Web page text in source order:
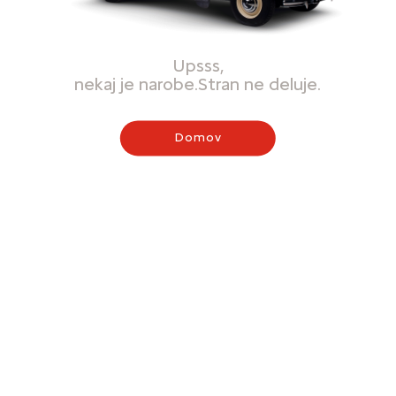
Upsss,
nekaj je narobe.Stran ne deluje.
Domov